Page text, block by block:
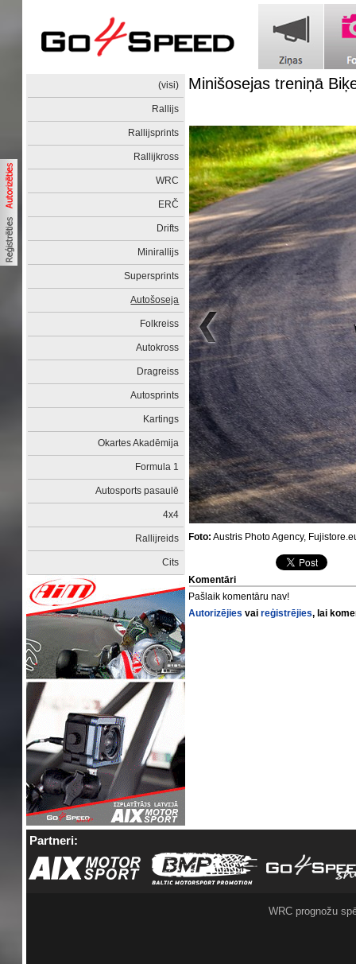
(visi)
Rallijs
Rallijsprints
Rallijkross
WRC
ERČ
Drifts
Minirallijs
Supersprints
Autošoseja
Folkreiss
Autokross
Dragreiss
Autosprints
Kartings
Okartes Akadēmija
Formula 1
Autosports pasaulē
4x4
Rallijreids
Cits
Minišosejas treniņā
Foto: Austris Photo Agency,
Komentāri
Pašlaik komentāru nav!
Autorizējies vaireģistrējies, lai
Partneri:
WRC prognožu